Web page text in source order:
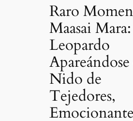
Raro
Maasai Mara:
Leopardo
Nido de
Tejedores,
Emocionante